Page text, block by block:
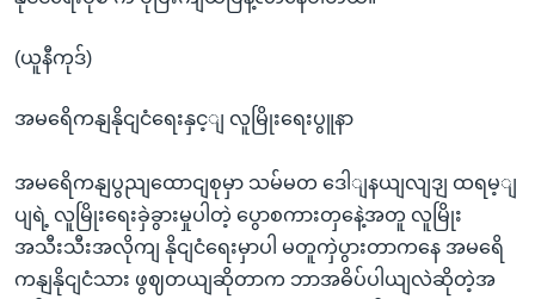
(ယူနီကုဒ်)
အမရေိကနျနိုငျငံရေးနှင့ျ လူမြိုးရေးပွူနာ
အမရေိကနျပွညျထောငျစုမှာ သမ်မတ ဒေါျနယျလျဒျ ထရမ့ျ
ပျရဲ့ လူမြိုးရေးခှဲခွားမှုပါတဲ့ ပွောစကားတှနေဲ့အတူ လူမြိုး
အသီးသီးအလိုကျ နိုငျငံရေးမှာပါ မတူကှဲပွားတာကနေ အမရေိ
ကနျနိုငျငံသား ဖွဈတယျဆိုတာက ဘာအဓိပ်ပါယျလဲဆိုတဲ့အ